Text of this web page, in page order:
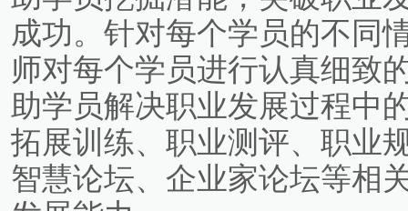
成功。针对每个学员的不同
师对每个学员进行认真细致
助学员解决职业发展过程中
拓展训练、职业测评、职业
智慧论坛、企业家论坛等相